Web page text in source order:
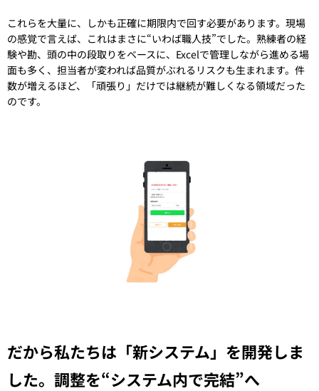
これらを大量に、しかも正確に期限内で回す必要があります。現場
の感覚で言えば、これはまさに“いわば職人技”でした。熟練者の経
験や勘、頭の中の段取りをベースに、Excelで管理しながら進める場
面も多く、担当者が変われば品質がぶれるリスクも生まれます。件
数が増えるほど、「頑張り」だけでは継続が難しくなる領域だった
のです。
だから私たちは「新システム」を開発しま
した。調整を“システム内で完結”へ